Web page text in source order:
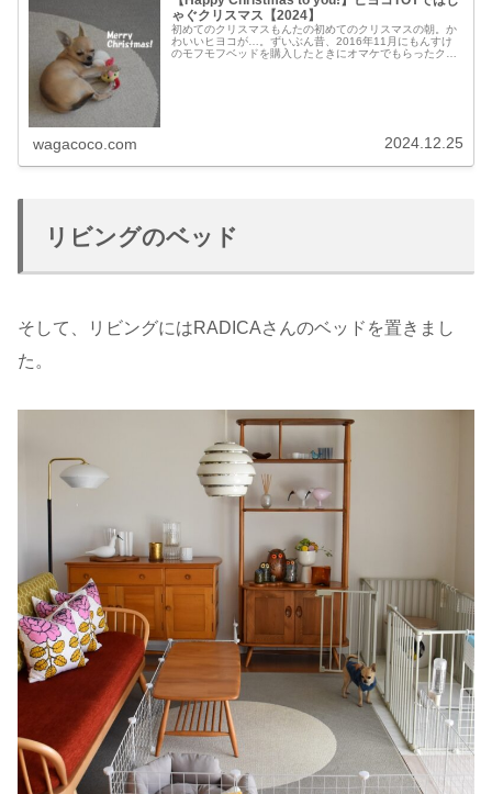
ゃぐクリスマス【2024】
初めてのクリスマスもんたの初めてのクリスマスの朝。か
わいいヒヨコが…。ずいぶん昔、2016年11月にもんすけ
のモフモフベッドを購入したときにオマケでもらったクリ
wagacoco.com 2024.12.25
リビングのベッド
そして、リビングにはRADICAさんのベッドを置きまし
た。